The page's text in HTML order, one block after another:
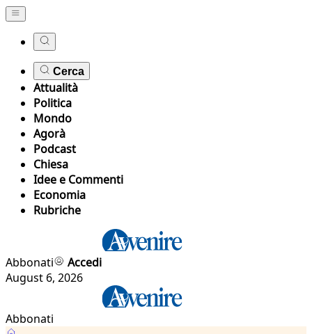
Cerca
Attualità
Politica
Mondo
Agorà
Podcast
Chiesa
Idee e Commenti
Economia
Rubriche
Abbonati
Accedi
August 6, 2026
Abbonati